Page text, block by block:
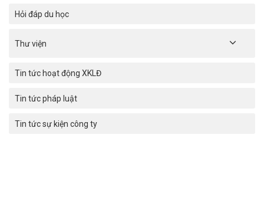
Hỏi đáp du học
Thư viện
Tin tức hoạt động XKLĐ
Tin tức pháp luật
Tin tức sự kiện công ty